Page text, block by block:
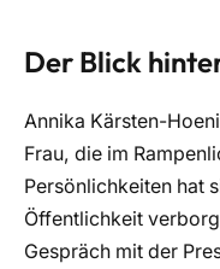
Der Blick
Annika Kärsten-
Frau, die im
Persönlichkeiten hat
Öffentlichkeit
Gespräch mit der